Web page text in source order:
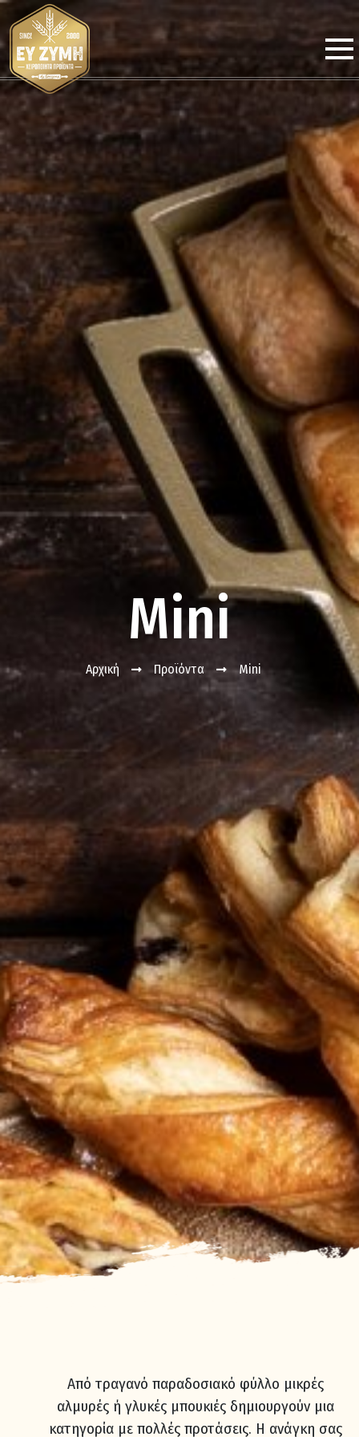
Mini
Αρχική Προϊόντα Mini
Από τραγανό παραδοσιακό φύλλο μικρές
αλμυρές ή γλυκές μπουκιές δημιουργούν μια
κατηγορία με πολλές προτάσεις. Η ανάγκη σας